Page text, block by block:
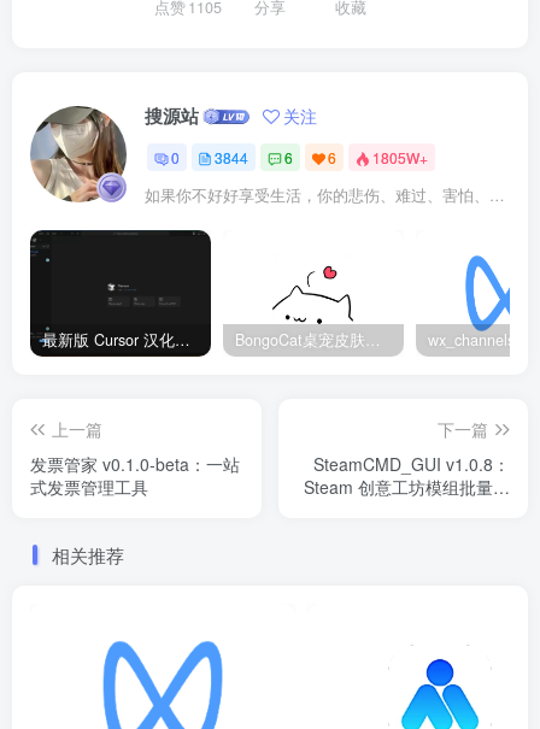
点赞1105 分享 收藏
搜源站 关注
0 3844 6 6 1805W+
如果你不好好享受生活，你的悲伤、难过、害怕、羞愧和内疚会代替你享受
最新版 Cursor 汉化设置中文教程（两种简单方法，附中文语言包下载） BongoCat桌宠皮肤包大全：20款主题皮肤免费下载
上一篇
发票管家 v0.1.0-beta：一站
式发票管理工具
下一篇
SteamCMD_GUI v1.0.8：
Steam 创意工坊模组批量下
相关推荐